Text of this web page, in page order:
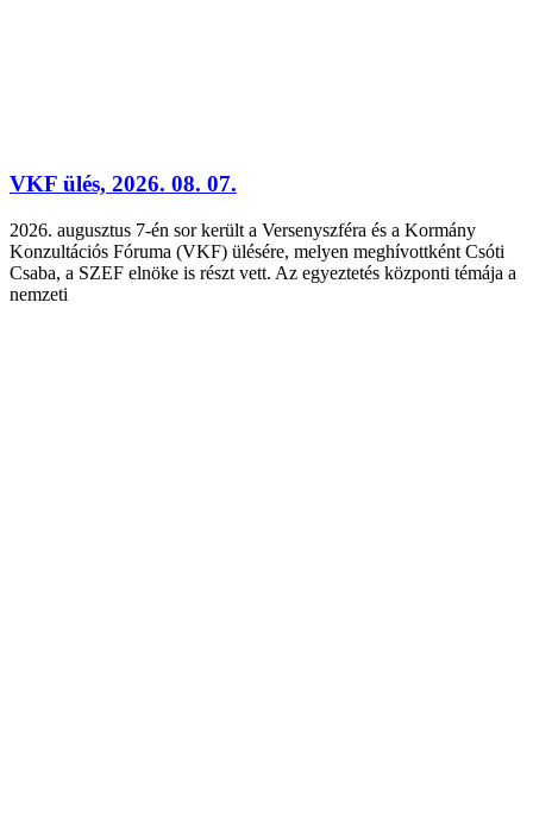
VKF ülés, 2026. 08. 07.
2026. augusztus 7-én sor került a Versenyszféra és a Kormány
Konzultációs Fóruma (VKF) ülésére, melyen meghívottként Csóti
Csaba, a SZEF elnöke is részt vett. Az egyeztetés központi témája a
nemzeti